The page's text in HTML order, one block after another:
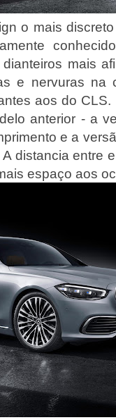
o mais
mais
e nervuras na
aos do
anterior - a
e a
distancia entre
espaço aos